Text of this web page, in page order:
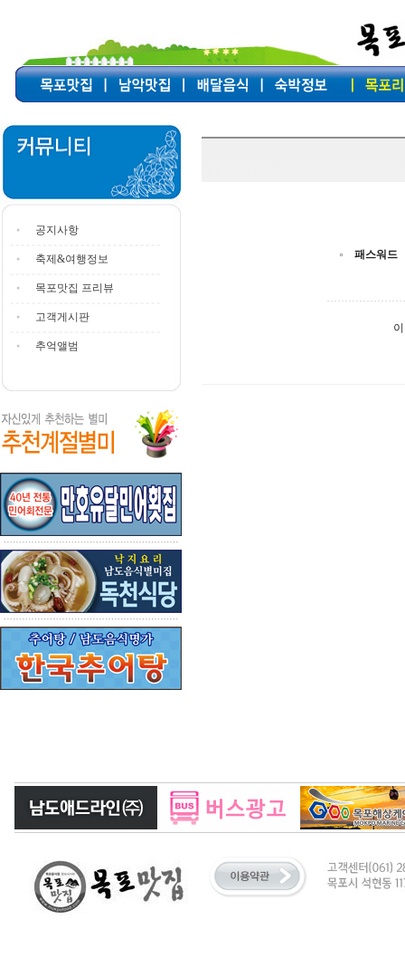
공지사항
축제&여행정보
목포맛집 프리뷰
고객게시판
추억앨범
패스워드